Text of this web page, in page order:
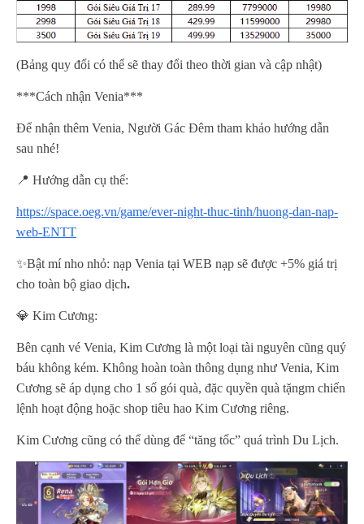
(Bảng quy đổi có thể sẽ thay đổi theo thời gian và cập nhật)
***Cách nhận Venia***
Để nhận thêm Venia, Người Gác Đêm tham khảo hướng dẫn
sau nhé!
📍 Hướng dẫn cụ thể:
https://space.oeg.vn/game/ever-night-thuc-tinh/huong-dan-nap-
web-ENTT
✨Bật mí nho nhỏ: nạp Venia tại WEB nạp sẽ được +5% giá trị
cho toàn bộ giao dịch.
💎 Kim Cương:
Bên cạnh vé Venia, Kim Cương là một loại tài nguyên cũng quý
báu không kém. Không hoàn toàn thông dụng như Venia, Kim
Cương sẽ áp dụng cho 1 số gói quà, đặc quyền quà tặngm chiến
lệnh hoạt động hoặc shop tiêu hao Kim Cương riêng.
Kim Cương cũng có thể dùng để “tăng tốc” quá trình Du Lịch.